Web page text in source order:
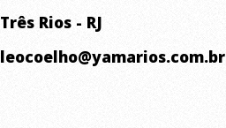
Três Rios - RJ
leocoelho@yamarios.com.br